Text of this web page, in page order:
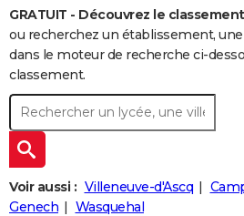
Retraite
Impôts
Epargne
Immobilier
Risques naturels par ville
Banque
Assurance
Crédit
AUTO
Essais
Réserver un essai
Citadines
Berlines
SUV
Forum auto
+
HIGH-TECH
BRICOLAGE
Forum
Aménagement intérieur
Extérieur
Cuisine
Salle de bains
Jardinage
Rangement
+WEEK-END
Guides de France
Escapades
Patrimoine
Expositions
Musées
Week-end nature
+
LIFESTYLE
Art de vivre
Bien-être
Loisirs
Mode
Modes de vie
+SANTE
GRATUIT - Découvrez le
ou recherchez un établissement,
dans le moteur de recherche ci-
classement.
Voir aussi : Villeneuve-d'Ascq
Genech
Wasquehal